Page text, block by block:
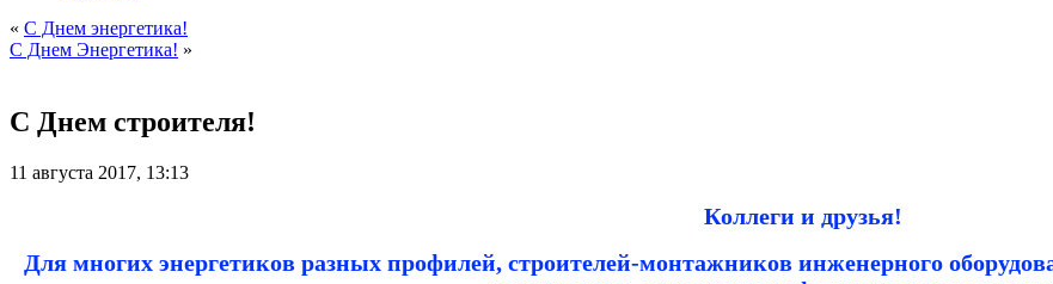
« С Днем энергетика!
С Днем Энергетика! »
С Днем строителя!
11 августа 2017, 13:13
Коллеги и друзья!
Для многих энергетиков разных профилей, строителей-монтажников инженерного